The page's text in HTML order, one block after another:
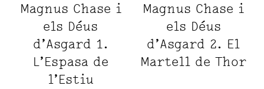
Magnus Chase i
els Déus
d’Asgard 1.
L’Espasa de
l’Estiu
Magnus Chase i
els Déus
d’Asgard 2. El
Martell de Thor